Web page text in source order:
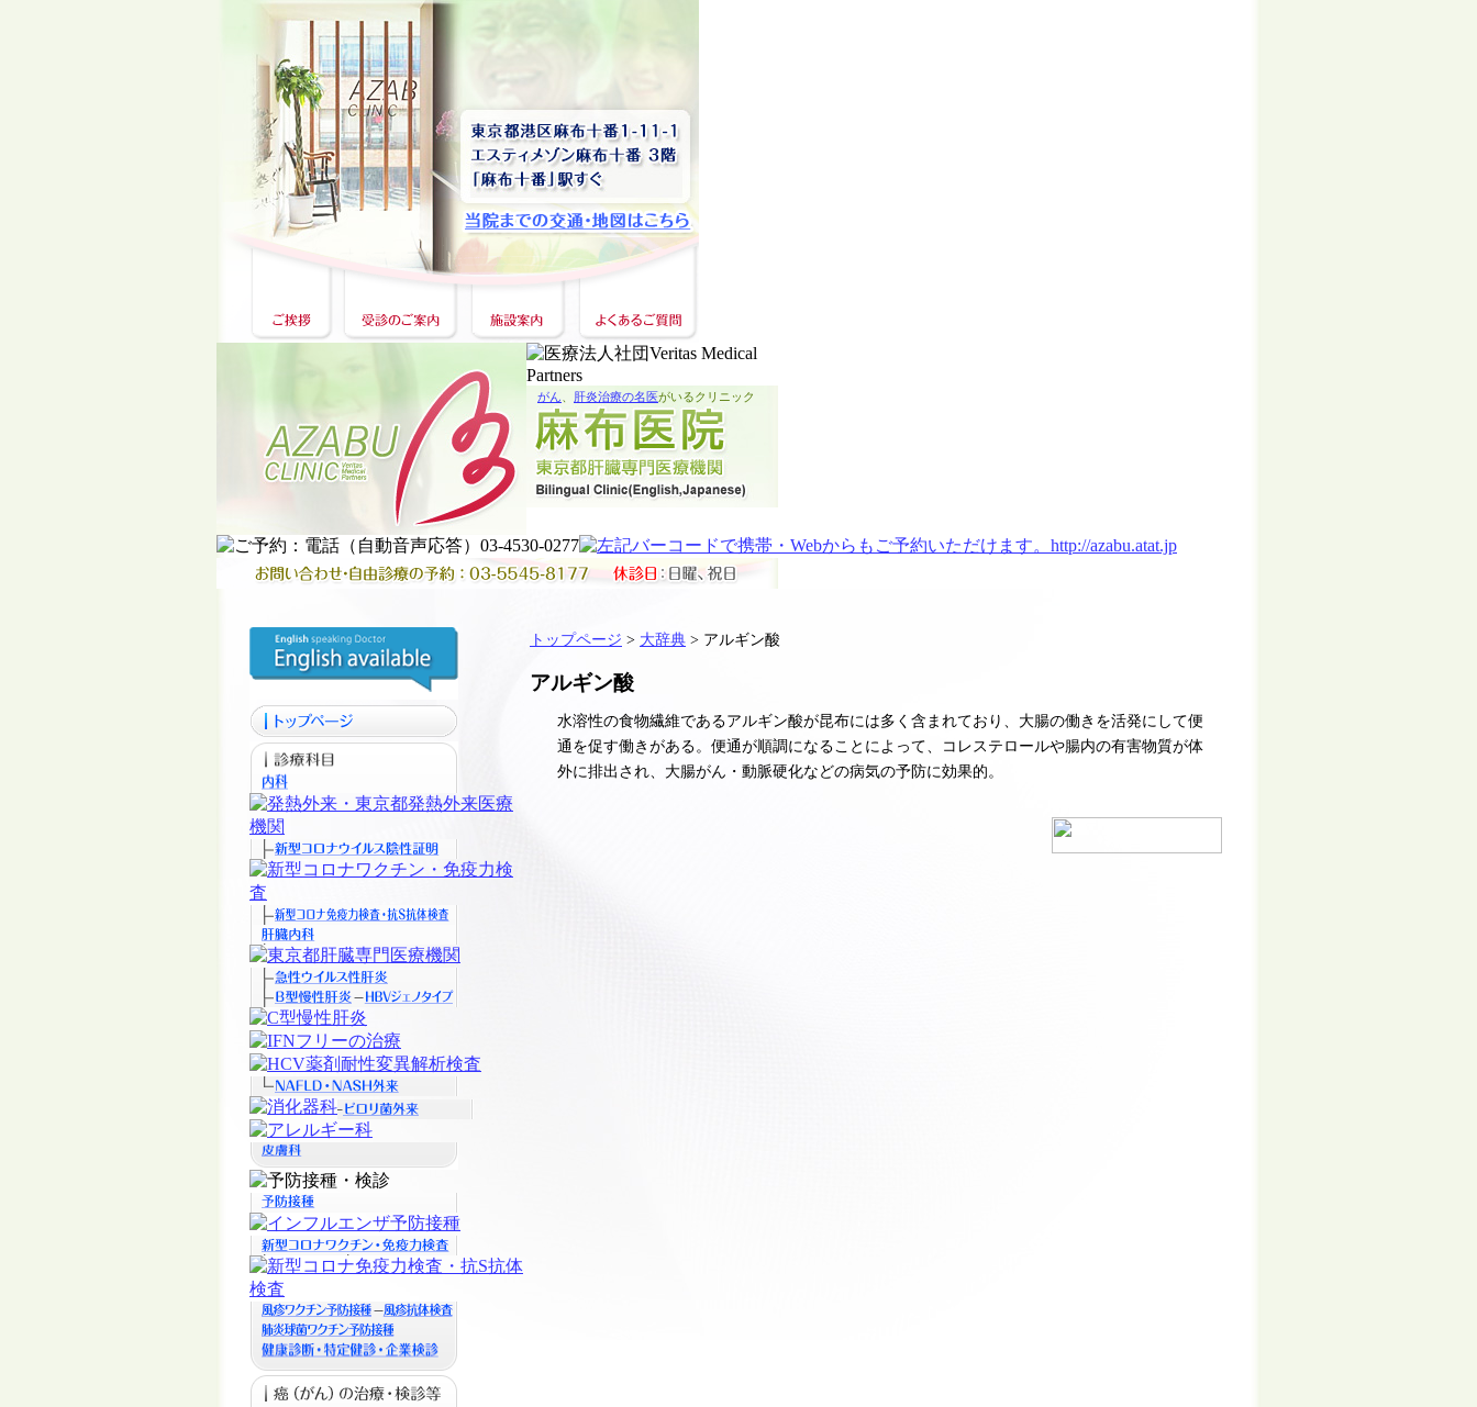
がん 肝炎治療の名医がいるクリニック
トップページ > 大辞典 > アルギン酸
アルギン酸
水溶性の食物繊維であるアルギン酸が昆布には多く含まれており、大腸の働きを活発にして便
通を促す働きがある。便通が順調になることによって、コレステロールや腸内の有害物質が体
外に排出され、大腸がん・動脈硬化などの病気の予防に効果的。